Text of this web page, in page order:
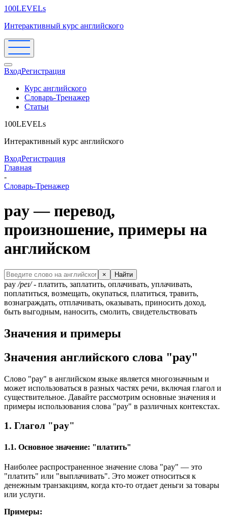
100LEVELs
Интерактивный курс английского
ВходРегистрация
Курс английского
Словарь-Тренажер
Статьи
100LEVELs
Интерактивный курс английского
ВходРегистрация
Главная
-
Словарь-Тренажер
pay — перевод,
произношение, примеры на
английском
× Найти
pay /peɪ/- платить, заплатить, оплачивать, уплачивать,
поплатиться, возмещать, окупаться, платиться, травить,
вознаграждать, отплачивать, оказывать, приносить доход,
быть выгодным, наносить, смолить, свидетельствовать
Значения и примеры
Значения английского слова "pay"
Слово "pay" в английском языке является многозначным и
может использоваться в разных частях речи, включая глагол и
существительное. Давайте рассмотрим основные значения и
примеры использования слова "pay" в различных контекстах.
1. Глагол "pay"
1.1. Основное значение: "платить"
Наиболее распространенное значение слова "pay" — это
"платить" или "выплачивать". Это может относиться к
денежным транзакциям, когда кто-то отдает деньги за товары
или услуги.
Примеры: